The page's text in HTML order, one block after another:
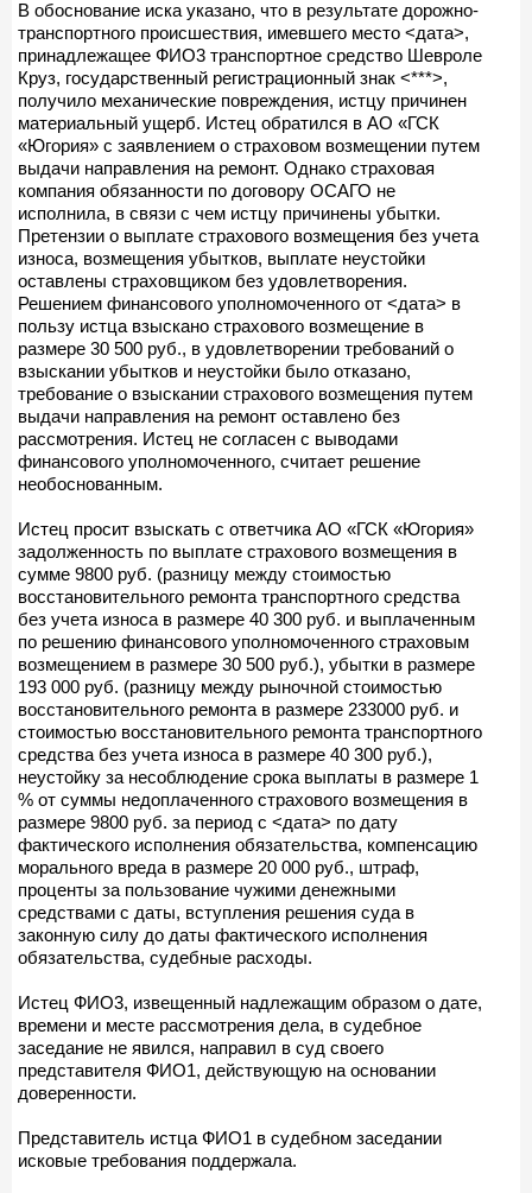
В обоснование иска указано, что в результате дорожно-
транспортного происшествия, имевшего место <дата>,
принадлежащее ФИО3 транспортное средство Шевроле
Круз, государственный регистрационный знак <***>,
получило механические повреждения, истцу причинен
материальный ущерб. Истец обратился в АО «ГСК
«Югория» с заявлением о страховом возмещении путем
выдачи направления на ремонт. Однако страховая
компания обязанности по договору ОСАГО не
исполнила, в связи с чем истцу причинены убытки.
Претензии о выплате страхового возмещения без учета
износа, возмещения убытков, выплате неустойки
оставлены страховщиком без удовлетворения.
Решением финансового уполномоченного от <дата> в
пользу истца взыскано страхового возмещение в
размере 30 500 руб., в удовлетворении требований о
взыскании убытков и неустойки было отказано,
требование о взыскании страхового возмещения путем
выдачи направления на ремонт оставлено без
рассмотрения. Истец не согласен с выводами
финансового уполномоченного, считает решение
необоснованным.
Истец просит взыскать с ответчика АО «ГСК «Югория»
задолженность по выплате страхового возмещения в
сумме 9800 руб. (разницу между стоимостью
восстановительного ремонта транспортного средства
без учета износа в размере 40 300 руб. и выплаченным
по решению финансового уполномоченного страховым
возмещением в размере 30 500 руб.), убытки в размере
193 000 руб. (разницу между рыночной стоимостью
восстановительного ремонта в размере 233000 руб. и
стоимостью восстановительного ремонта транспортного
средства без учета износа в размере 40 300 руб.),
неустойку за несоблюдение срока выплаты в размере 1
% от суммы недоплаченного страхового возмещения в
размере 9800 руб. за период с <дата> по дату
фактического исполнения обязательства, компенсацию
морального вреда в размере 20 000 руб., штраф,
проценты за пользование чужими денежными
средствами с даты, вступления решения суда в
законную силу до даты фактического исполнения
обязательства, судебные расходы.
Истец ФИО3, извещенный надлежащим образом о дате,
времени и месте рассмотрения дела, в судебное
заседание не явился, направил в суд своего
представителя ФИО1, действующую на основании
доверенности.
Представитель истца ФИО1 в судебном заседании
исковые требования поддержала.